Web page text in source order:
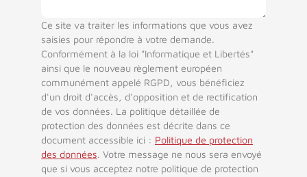
Ce site va traiter les informations que vous avez
saisies pour répondre à votre demande.
Conformément à la loi "Informatique et Libertés"
ainsi que le nouveau règlement européen
communément appelé RGPD, vous bénéficiez
d'un droit d'accès, d'opposition et de rectification
de vos données. La politique détaillée de
protection des données est décrite dans ce
document accessible ici : Politique de protection
des données. Votre message ne nous sera envoyé
que si vous acceptez notre politique de protection